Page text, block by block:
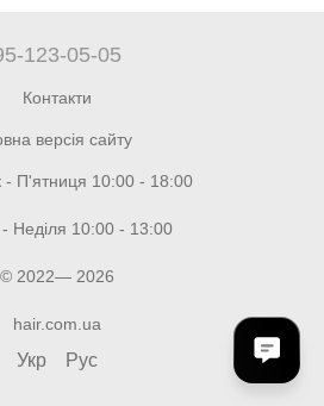
123-05-05
Контакти
версія сайту
- П'ятниця 10:00 - 18:00
Неділя 10:00 - 13:00
© 2022— 2026
hair.com.ua
Укр Рус